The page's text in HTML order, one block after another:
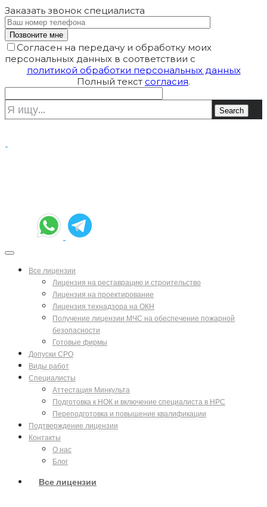
Заказать звонок специалиста
Согласен на передачу и обработку моих
персональных данных в соответствии с
политикой обработки персональных данных
Полный текст согласия.
Все лицензии
Лицензия на реставрацию и строительство
Лицензия на проектирование
Лицензия технадзора на ОКН
Получение лицензии МЧС на обеспечение пожарной
безопасности
Готовые фирмы
Допуски СРО
Виды работ
Специалисты
Аттестация Минкульта
Подготовка к НОК и включение специалиста в НРС
Переподготовка и повышение квалификации
Подтверждение лицензии
Контакты
О нас
Блог
Все лицензии